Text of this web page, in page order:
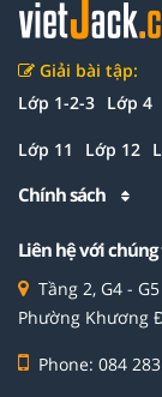
Giải bài tập:
Lớp 1-2-3 Lớp 4
Lớp 11 Lớp 12
Chính sách
Liên hệ với
Tầng 2, G4 -
Phường Khương
Phone: 084